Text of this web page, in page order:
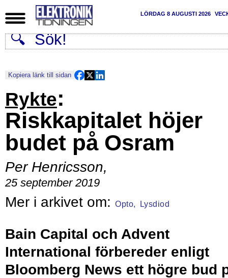
LÖRDAG 8 AUGUSTI 2026
Kopiera länk till sidan
Rykte:
Riskkapitalet höjer
budet på Osram
Per Henricsson,
25 september 2019
Opto, Lysdiod
Bain Capital och Advent
International förbereder enligt
Bloomberg News ett högre bud